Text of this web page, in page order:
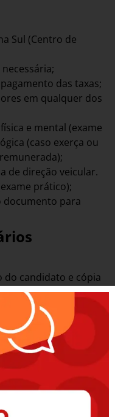
Sul (Centro de
das taxas;
em qualquer dos
e mental (exame
(caso exerça ou
de direção veicular.
prático);
documento para
do candidato e cópia
de água, luz,
TV por assinatura,
mês ou contrato
de residência
sofrido alterações
será exigida a